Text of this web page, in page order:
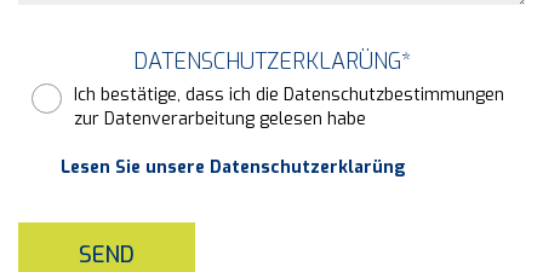
DATENSCHUTZERKLARÜNG*
Ich bestätige, dass ich die Datenschutzbestimmungen
zur Datenverarbeitung gelesen habe
Lesen Sie unsere Datenschutzerklarüng
SEND